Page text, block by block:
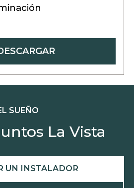
SUEÑO
La Vista
UN INSTALADOR